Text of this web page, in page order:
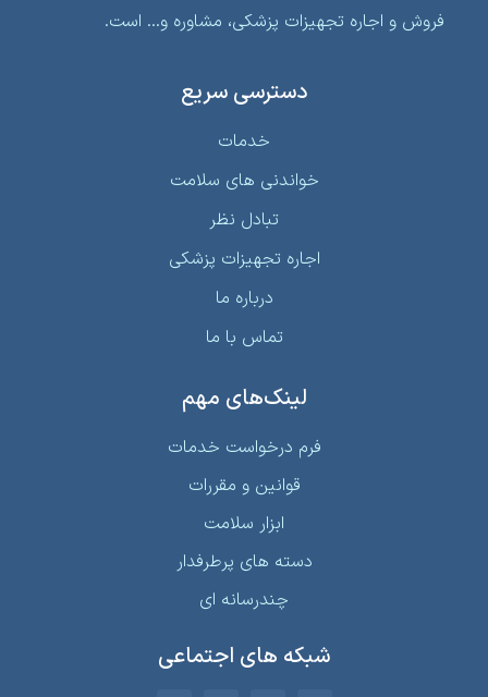
فروش و اجاره تجهیزات پزشکی، مشاوره و… است.
دسترسی سریع
خدمات
خواندنی‌ های سلامت
تبادل نظر
اجاره تجهیزات پزشکی
درباره ما
تماس با ما
لینک‌های مهم
فرم درخواست خدمات
قوانین و مقررات
ابزار سلامت
دسته های پرطرفدار
چندرسانه ای
شبکه های اجتماعی